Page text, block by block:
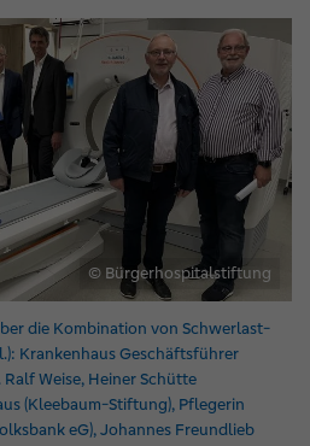
© Bürgerhospitalstiftung
die Kombination von Schwerlast-
Krankenhaus Geschäftsführer
Weise, Heiner Schütte
(Kleebaum-Stiftung), Pflegerin
eG), Johannes Freundlieb